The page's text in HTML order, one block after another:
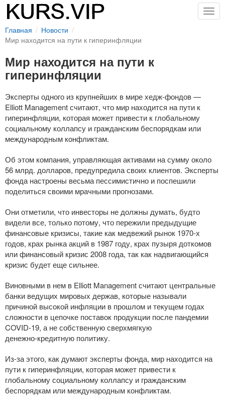
Главная
Новости
Мир находится на пути к гиперинфляции
Мир находится на пути к
гиперинфляции
Эксперты одного из крупнейших в мирехедж-фондов—
Elliott Management считают, что мир находится на пути к
гиперинфляции, которая может привести к глобальному
социальному коллапсу и гражданским беспорядкам или
международным конфликтам.
Об этом компания, управляющая активами на сумму около
56 млрд. долларов, предупредила своих клиентов. Эксперты
фонда настроены весьма пессимистично и поспешили
поделиться своими мрачными прогнозами.
Они отметили, что инвесторы не должны думать, будто
видели все, только потому, что пережили предыдущие
финансовые кризисы, такие как медвежий рынок 1970-х
годов, крах рынка акций в 1987 году, крах пузыря доткомов
или финансовый кризис 2008 года, так как надвигающийся
кризис будет еще сильнее.
Виновными в нем в Elliott Management считают центральные
банки ведущих мировых держав, которые называли
причиной высокой инфляции в прошлом и текущем годах
сложности в цепочке поставок продукции после пандемии
COVID-19, а не собственную сверхмягкую
денежно-кредитную политику.
Из-заэтого, как думают эксперты фонда, мир находится на
пути к гиперинфляции, которая может привести к
глобальному социальному коллапсу и гражданским
беспорядкам или международным конфликтам.